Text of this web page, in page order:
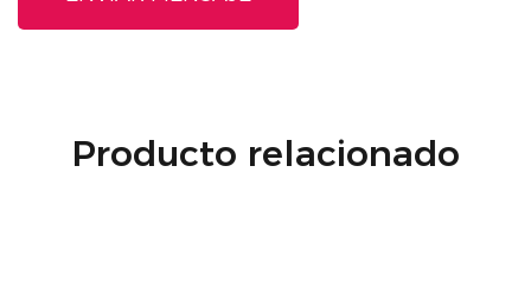
Producto relacionado